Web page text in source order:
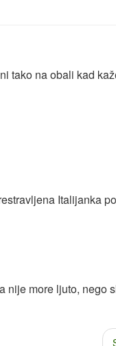
tako na obali kad
Italijanka
nije more ljuto, nego